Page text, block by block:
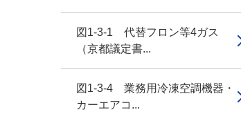
図1-3-1 代替フロン等4ガス
（京都議定書...
図1-3-4 業務用冷凍空調機器・
カーエアコ...